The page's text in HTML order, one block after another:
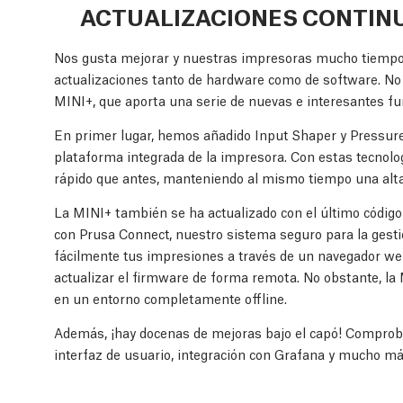
ACTUALIZACIONES
Nos gusta mejorar y nuestras impresoras mucho
actualizaciones tanto de hardware como de software.
MINI+, que aporta una serie de nuevas e interesantes
En primer lugar, hemos añadido Input Shaper y
plataforma integrada de la impresora. Con estas
rápido que antes, manteniendo al mismo tiempo una
La MINI+ también se ha actualizado con el último
con Prusa Connect, nuestro sistema seguro para la
fácilmente tus impresiones a través de un navegador
actualizar el firmware de forma remota. No obstante,
en un entorno completamente offline.
Además, ¡hay docenas de mejoras bajo el capó!
interfaz de usuario, integración con Grafana y mucho